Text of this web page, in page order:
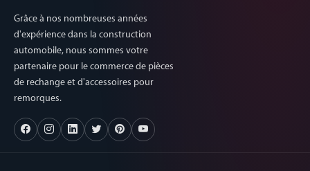
Grâce à nos nombreuses années
d'expérience dans la construction
automobile, nous sommes votre
partenaire pour le commerce de pièces
de rechange et d'accessoires pour
remorques.